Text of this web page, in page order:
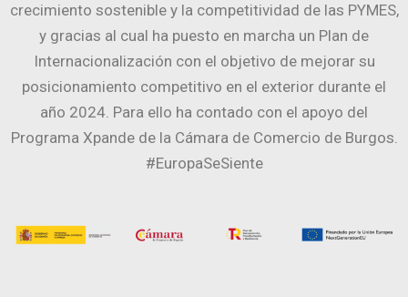
crecimiento sostenible y la competitividad de las PYMES,
y gracias al cual ha puesto en marcha un Plan de
Internacionalización con el objetivo de mejorar su
posicionamiento competitivo en el exterior durante el
año 2024. Para ello ha contado con el apoyo del
Programa Xpande de la Cámara de Comercio de Burgos.
#EuropaSeSiente